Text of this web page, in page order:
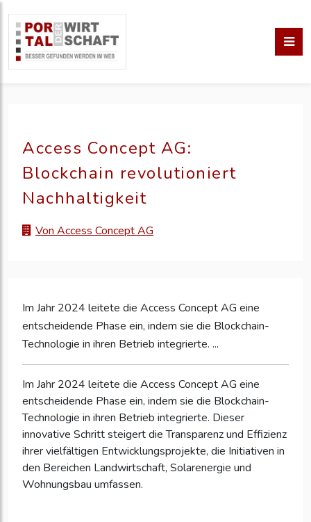
Access Concept AG:
Blockchain revolutioniert
Nachhaltigkeit
Von Access Concept AG
Im Jahr 2024 leitete die Access Concept AG eine
entscheidende Phase ein, indem sie die Blockchain-
Technologie in ihren Betrieb integrierte. ...
Im Jahr 2024 leitete die Access Concept AG eine
entscheidende Phase ein, indem sie die Blockchain-
Technologie in ihren Betrieb integrierte. Dieser
innovative Schritt steigert die Transparenz und Effizienz
ihrer vielfältigen Entwicklungsprojekte, die Initiativen in
den Bereichen Landwirtschaft, Solarenergie und
Wohnungsbau umfassen.